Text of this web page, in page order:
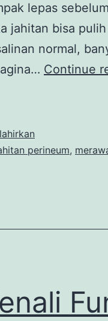
lepas
jahitan bisa
normal,
Continue
perineum,